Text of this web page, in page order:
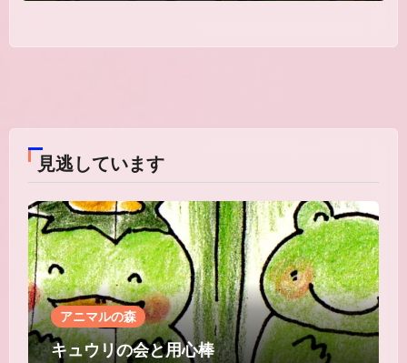
見逃しています
アニマルの森
キュウリの会と用心棒